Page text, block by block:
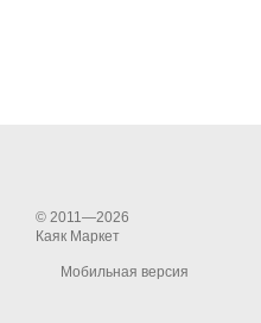
© 2011—2026
Каяк Маркет
Мобильная версия